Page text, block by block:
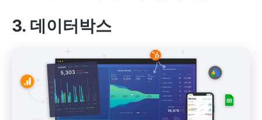
3. 데이터박스